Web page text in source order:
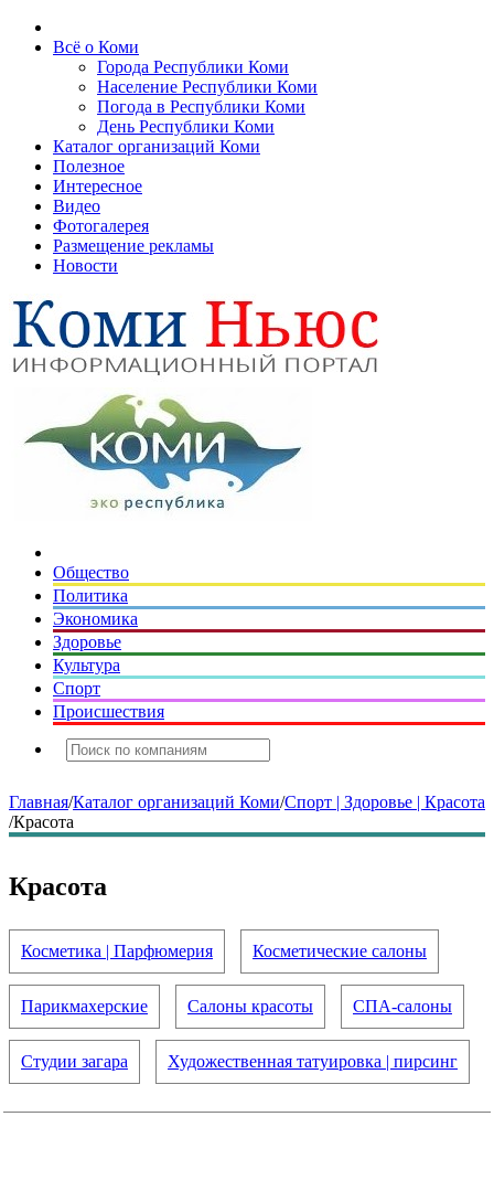
Всё о Коми
Города Республики Коми
Население Республики Коми
Погода в Республики Коми
День Республики Коми
Каталог организаций Коми
Полезное
Интересное
Видео
Фотогалерея
Размещение рекламы
Новости
Общество
Политика
Экономика
Здоровье
Культура
Спорт
Происшествия
Главная/Каталог организаций Коми/Спорт | Здоровье | Красота
/Красота
Красота
Косметика | Парфюмерия Косметические салоны
Парикмахерские Салоны красоты СПА-салоны
Студии загара Художественная татуировка | пирсинг